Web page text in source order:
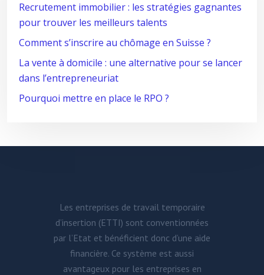
Recrutement immobilier : les stratégies gagnantes
pour trouver les meilleurs talents
Comment s’inscrire au chômage en Suisse ?
La vente à domicile : une alternative pour se lancer
dans l’entrepreneuriat
Pourquoi mettre en place le RPO ?
Les entreprises de travail temporaire
d’insertion (ETTI) sont conventionnées
par l’Etat et bénéficient donc d’une aide
financière. Ce système est aussi
avantageux pour les entreprises en